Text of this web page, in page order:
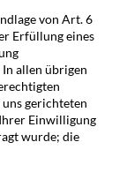
von Art. 6
Erfüllung eines
allen übrigen
gerichteten
Einwilligung
wurde; die